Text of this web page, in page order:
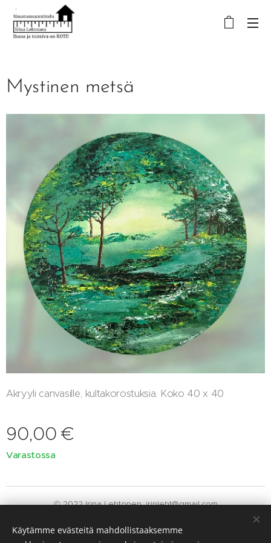
Mystinen metsä
Akryyli canvasille, kultakorostuksia. Koko 40 x 40
90,00 €
Varastossa
© 2022 Irina Lehtonen. irinleht@gmail.com
Käytämme evästeitä mahdollistaaksemme